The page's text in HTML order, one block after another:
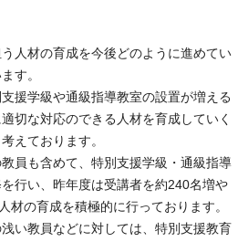
人材の育成を今後どのように進めてい
す。
援学級や通級指導教室の設置が増える
切な対応のできる人材を育成していく
えております。
員も含めて、特別支援学級・通級指導
行い、昨年度は受講者を約240名増や
材の育成を積極的に行っております。
い教員などに対しては、特別支援教育